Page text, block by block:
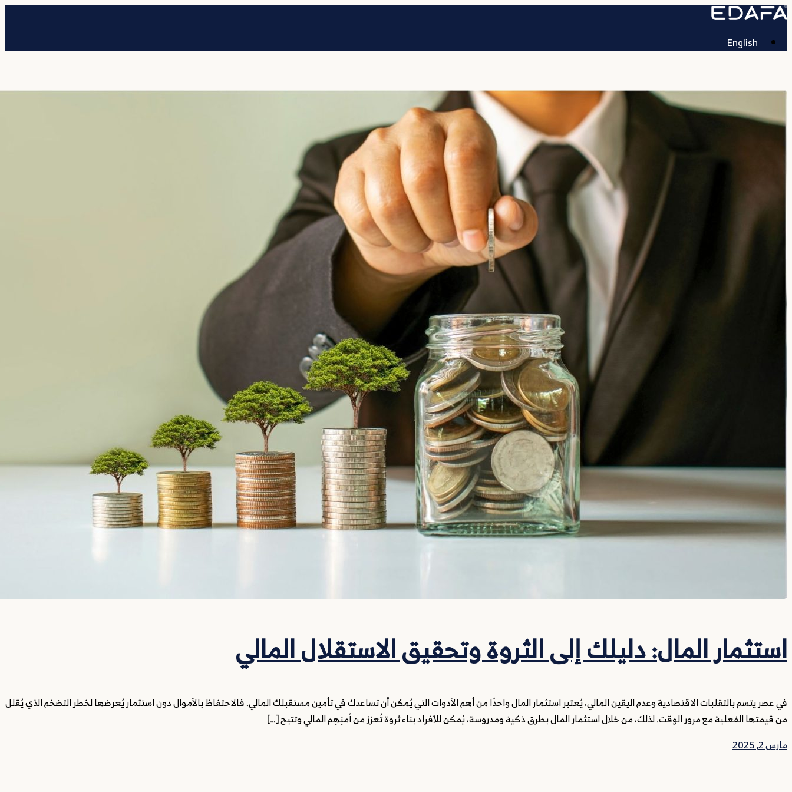
English
استثمار المال: دليلك إلى الثروة وتحقيق الاستقلال المالي
في عصر يتسم بالتقلبات الاقتصادية وعدم اليقين المالي، يُعتبر استثمار المال واحدًا من أهم الأدوات التي يُمكن أن تساعدك في تأمين مستقبلك المالي. فالاحتفاظ بالأموال دون استثمار يُعرضها لخطر التضخم الذي يُقلل
من قيمتها الفعلية مع مرور الوقت. لذلك، من خلال استثمار المال بطرق ذكية ومدروسة، يُمكن للأفراد بناء ثروة تُعزز من أمنِهِم المالي وتتيح […]
مارس 2, 2025